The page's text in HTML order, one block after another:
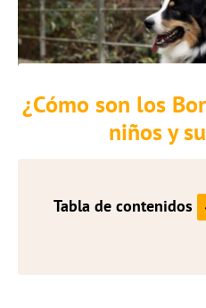
¿Cómo son los
niños y
Tabla de contenidos